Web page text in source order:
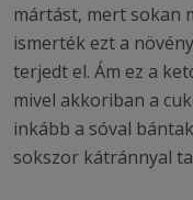
mártást, mert sokan
ismerték ezt a
terjedt el. Ám ez a
mivel akkoriban a
inkább a sóval
sokszor kátránnyal